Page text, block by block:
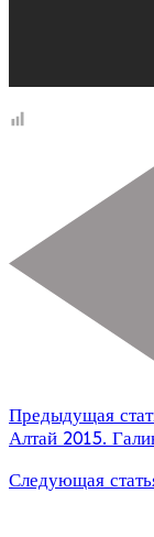
Предыдущая
Алтай 2015.
Следующая